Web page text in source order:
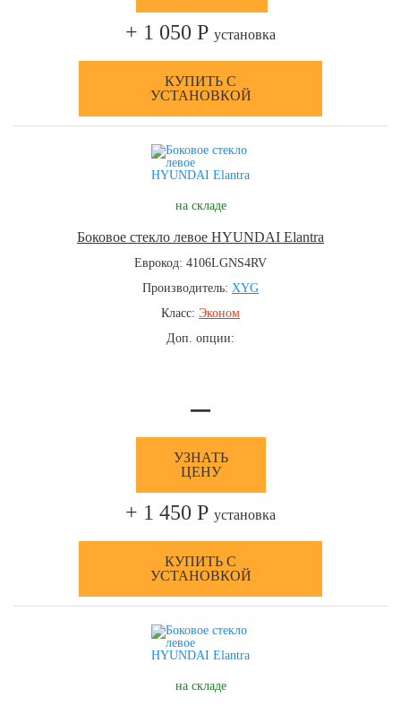
+ 1 050 Р установка
КУПИТЬ С
УСТАНОВКОЙ
на складе
Боковое стекло левое HYUNDAI Elantra
Еврокод: 4106LGNS4RV
Производитель: XYG
Класс: Эконом
Доп. опции:
—
УЗНАТЬ
ЦЕНУ
+ 1 450 Р установка
КУПИТЬ С
УСТАНОВКОЙ
на складе